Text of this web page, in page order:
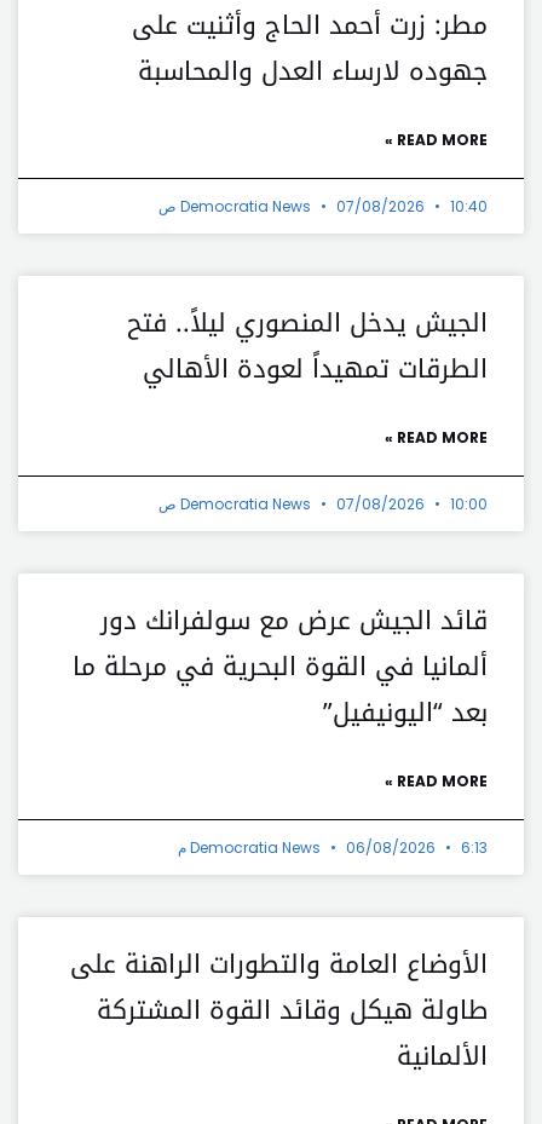
مطر: زرت أحمد الحاج وأثنيت على
جهوده لارساء العدل والمحاسبة
READ MORE »
Democratia News 07/08/2026 10:40 ص
الجيش يدخل المنصوري ليلاً.. فتح
الطرقات تمهيداً لعودة الأهالي
READ MORE »
Democratia News 07/08/2026 10:00 ص
قائد الجيش عرض مع سولفرانك دور
ألمانيا في القوة البحرية في مرحلة ما
بعد “اليونيفيل”
READ MORE »
Democratia News 06/08/2026 6:13 م
الأوضاع العامة والتطورات الراهنة على
طاولة هيكل وقائد القوة المشتركة
الألمانية